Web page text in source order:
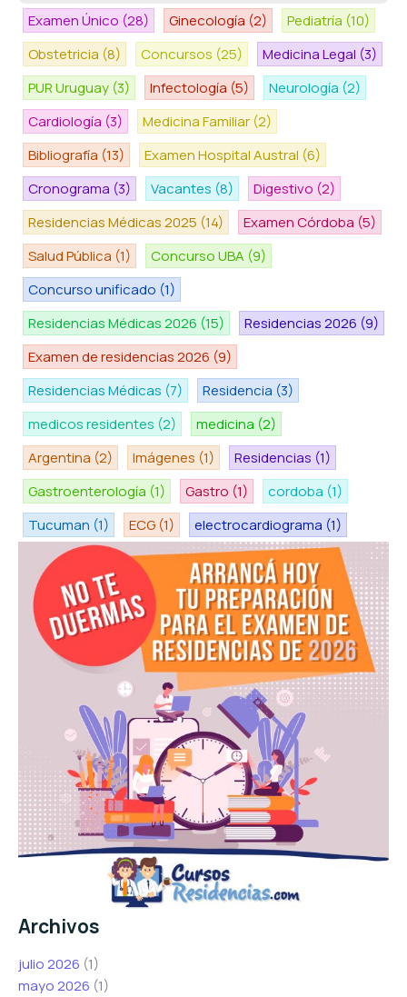
Examen Único (28) Ginecología (2) Pediatría (10)
Obstetricia (8) Concursos (25) Medicina Legal (3)
PUR Uruguay (3) Infectología (5) Neurología (2)
Cardiología (3) Medicina Familiar (2)
Bibliografía (13) Examen Hospital Austral (6)
Cronograma (3) Vacantes (8) Digestivo (2)
Residencias Médicas 2025 (14) Examen Córdoba (5)
Salud Pública (1) Concurso UBA (9)
Concurso unificado (1)
Residencias Médicas 2026 (15) Residencias 2026 (9)
Examen de residencias 2026 (9)
Residencias Médicas (7) Residencia (3)
medicos residentes (2) medicina (2)
Argentina (2) Imágenes (1) Residencias (1)
Gastroenterología (1) Gastro (1) cordoba (1)
Tucuman (1) ECG (1) electrocardiograma (1)
Archivos
julio 2026 (1)
mayo 2026 (1)